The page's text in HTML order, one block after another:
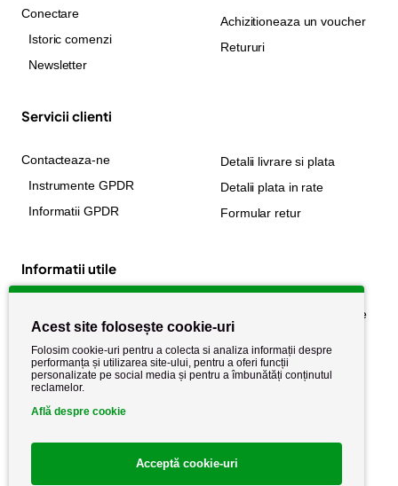
Conectare
Istoric comenzi
Newsletter
Achizitioneaza un voucher
Retururi
Servicii clienti
Contacteaza-ne
Instrumente GPDR
Informatii GPDR
Detalii livrare si plata
Detalii plata in rate
Formular retur
Informatii utile
Politica de cookie
Politica de confidențialitate
Termeni si conditii
Acest site folosește cookie-uri
Folosim cookie-uri pentru a colecta si analiza informații despre
performanța și utilizarea site-ului, pentru a oferi funcții
personalizate pe social media și pentru a îmbunătăți conținutul
reclamelor.
Află despre cookie
Acceptă cookie-uri